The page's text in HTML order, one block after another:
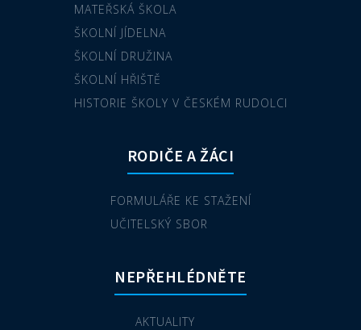
MATEŘSKÁ ŠKOLA
ŠKOLNÍ JÍDELNA
ŠKOLNÍ DRUŽINA
ŠKOLNÍ HŘIŠTĚ
HISTORIE ŠKOLY V ČESKÉM RUDOLCI
RODIČE A ŽÁCI
FORMULÁŘE KE STAŽENÍ
UČITELSKÝ SBOR
NEPŘEHLÉDNĚTE
AKTUALITY